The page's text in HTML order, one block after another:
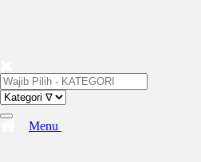
Menu